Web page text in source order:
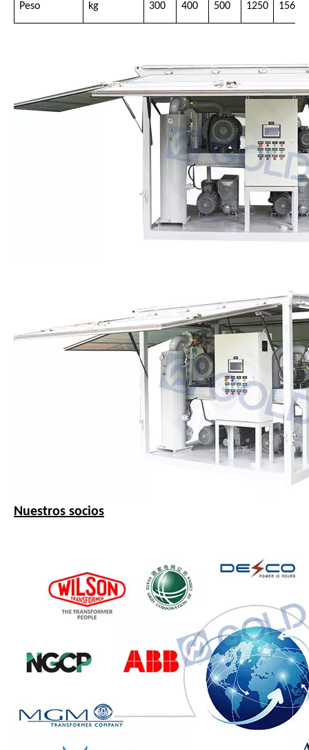
Peso kg 300 400 500 1250 1560
Nuestros socios